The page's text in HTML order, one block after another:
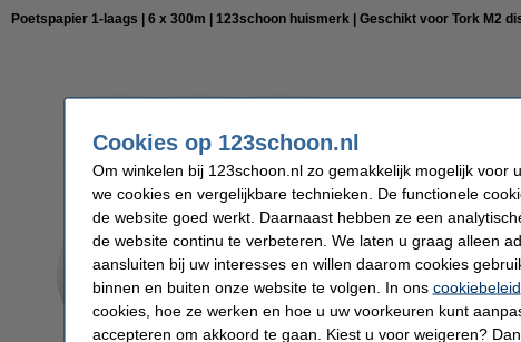
Poetspapier 1-laags | 6 x 300m | 123schoon huismerk | Geschikt voor Tork M2
€ 34,50
€ 28,51
Direct
Cookies op 123schoon.nl
Om winkelen bij 123schoon.nl zo gemakkelijk mogelijk voor
we cookies en vergelijkbare technieken. De functionele
de website goed werkt. Daarnaast hebben ze een
de website continu te verbeteren. We laten u graag alleen
aansluiten bij uw interesses en willen daarom cookies
binnen en buiten onze website te volgen. In ons cookiebeleid
cookies, hoe ze werken en hoe u uw voorkeuren kunt
accepteren om akkoord te gaan. Kiest u voor weigeren?